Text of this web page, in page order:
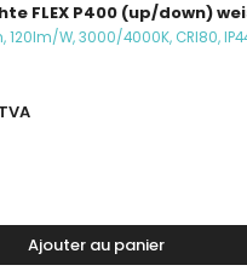
FLEX P400 (up/down)
W, 3000/4000K, CRI80,